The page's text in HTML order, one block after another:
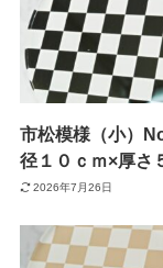
市松模様（小
径１０ｃｍ×厚さ
2026年7月26日